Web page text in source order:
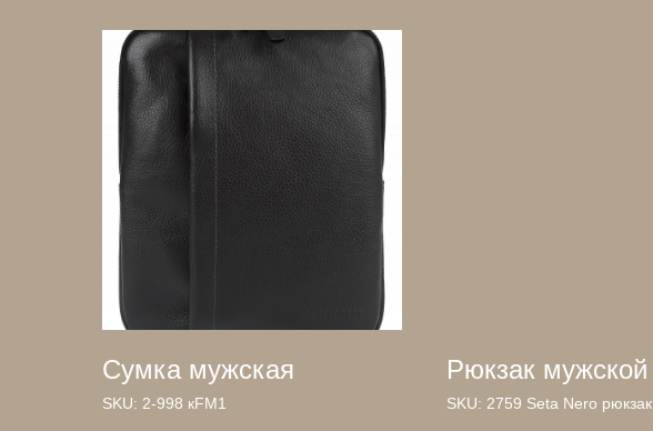
Сумка мужская
SKU: 2-998 кFM1
Рюкзак мужской
SKU: 2759 Seta Nero рюкзак